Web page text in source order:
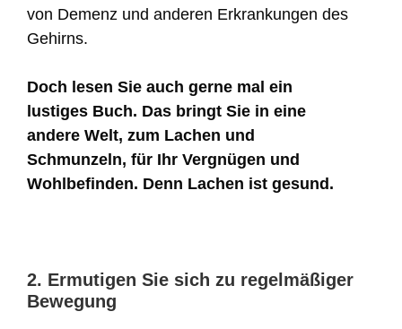
von Demenz und anderen Erkrankungen des
Gehirns.
Doch lesen Sie auch gerne mal ein
lustiges Buch. Das bringt Sie in eine
andere Welt, zum Lachen und
Schmunzeln, für Ihr Vergnügen und
Wohlbefinden. Denn Lachen ist gesund.
2. Ermutigen Sie sich zu regelmäßiger
Bewegung